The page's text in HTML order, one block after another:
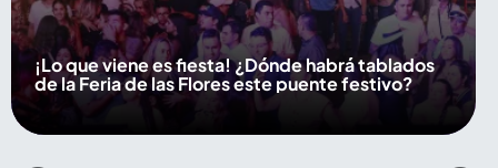
¡Lo que viene es fiesta! ¿Dónde habrá tablados
de la Feria de las Flores este puente festivo?